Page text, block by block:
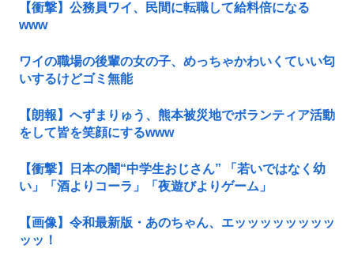
【衝撃】公務員ワイ、民間に転職して給料倍になる
www
ワイの職場の後輩の女の子、めっちゃかわいくていい匂
いするけどゴミ無能
【朗報】へずまりゅう、熊本被災地でボランティア活動
をして皆を笑顔にするwww
【衝撃】日本の闇“中学生おじさん” 「若いではなく幼
い」「酒よりコーラ」「夜遊びよりゲーム」
【画像】令和最新版・あのちゃん、エッッッッッッッッ
ッッ！